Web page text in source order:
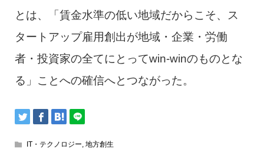
とは、「賃金水準の低い地域だからこそ、ス
タートアップ雇用創出が地域・企業・労働
者・投資家の全てにとってwin-winのものとな
る」ことへの確信へとつながった。
IT・テクノロジー, 地方創生